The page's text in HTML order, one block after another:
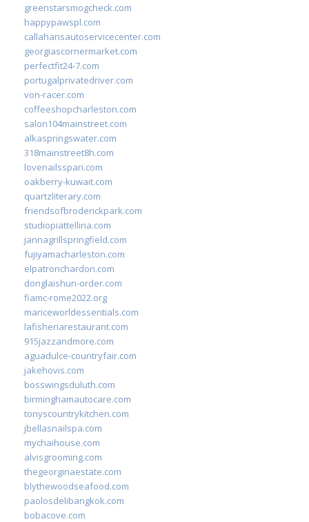
greenstarsmogcheck.com
happypawspl.com
callahansautoservicecenter.com
georgiascornermarket.com
perfectfit24-7.com
portugalprivatedriver.com
von-racer.com
coffeeshopcharleston.com
salon104mainstreet.com
alkaspringswater.com
318mainstreet8h.com
lovenailsspari.com
oakberry-kuwait.com
quartzliterary.com
friendsofbroderickpark.com
studiopiattellina.com
jannagrillspringfield.com
fujiyamacharleston.com
elpatronchardon.com
donglaishun-order.com
fiamc-rome2022.org
mariceworldessentials.com
lafisheriarestaurant.com
915jazzandmore.com
aguadulce-countryfair.com
jakehovis.com
bosswingsduluth.com
birminghamautocare.com
tonyscountrykitchen.com
jbellasnailspa.com
mychaihouse.com
alvisgrooming.com
thegeorginaestate.com
blythewoodseafood.com
paolosdelibangkok.com
bobacove.com